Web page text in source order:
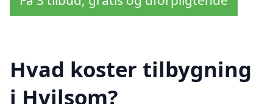
Hvad koster tilbygning
i Hvilsom?